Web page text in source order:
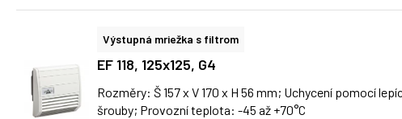
Výstupná mriežka s filtrom
EF 118, 125x125, G4
Rozměry: Š 157 x V 170 x H 56 mm; Uchycení pomocí
šrouby; Provozní teplota: -45 až +70°C